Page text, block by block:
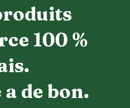
100 %
de bon.